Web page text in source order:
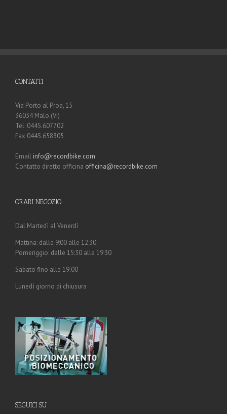
CONTATTI
Via Porto al Proa, 15
36034 Malo (VI)
Tel. 0445.607702
Fax 0445.658305
Email info@recordbike.com
Contatto diretto officina officina@recordbike.com
ORARI NEGOZIO
Dal Martedì al Venerdì
Mattina: dalle 9:00 alle 12:30
Pomeriggio: dalle 15:30 alle 19:30
Sabato fino alle 19.00
Lunedì giorno di chiusura
SEGUICI SU